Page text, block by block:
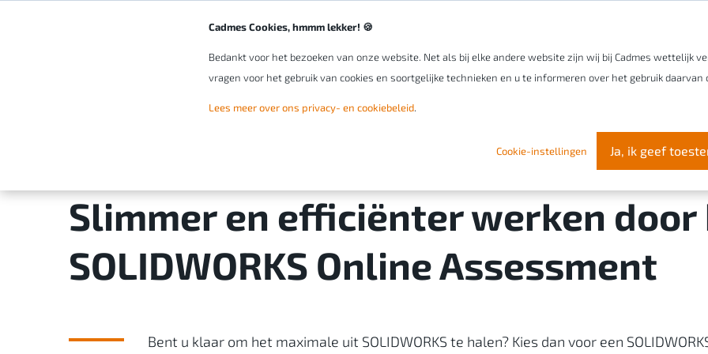
Cadmes Cookies, hmmm lekker! 🍪
Bedankt voor het bezoeken van onze website. Net als bij elke andere website zijn wij bij Cadmes wettelijk
vragen voor het gebruik van cookies en soortgelijke technieken en u te informeren over het gebruik daarvan
Lees meer over ons privacy- en cookiebeleid.
Cookie-instellingen Ja, ik geef
Uw organisatie Software Onze
Slimmer en efficiënter werken door
SOLIDWORKS Online Assessment
Bent u klaar om het maximale uit SOLIDWORKS te halen? Kies dan voor een